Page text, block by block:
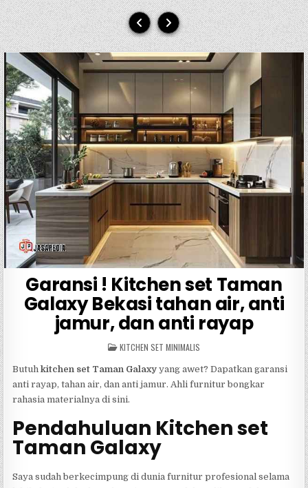
Garansi ! Kitchen set Taman
Galaxy Bekasi tahan air, anti
jamur, dan anti rayap
POSTED
IN
KITCHEN SET MINIMALIS
Butuhkitchen set Taman Galaxy yang awet? Dapatkan garansi
anti rayap, tahan air, dan anti jamur. Ahli furnitur bongkar
rahasia materialnya di sini.
Pendahuluan Kitchen set
Taman Galaxy
Saya sudah berkecimpung di dunia furnitur profesional selama